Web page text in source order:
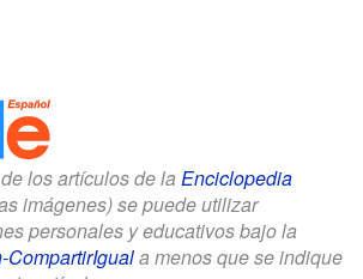
los artículos de la Enciclopedia
imágenes) se puede utilizar
personales y educativos bajo la
CompartirIguala menos que se indique